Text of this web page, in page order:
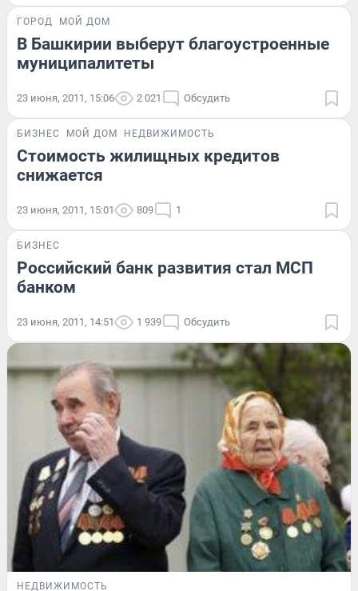
ГОРОД МОЙ ДОМ
В Башкирии выберут благоустроенные
муниципалитеты
23 июня, 2011, 15:06 2 021 Обсудить
БИЗНЕС МОЙ ДОМ НЕДВИЖИМОСТЬ
Стоимость жилищных кредитов
снижается
23 июня, 2011, 15:01 809 1
БИЗНЕС
Российский банк развития стал МСП
банком
23 июня, 2011, 14:51 1 939 Обсудить
НЕДВИЖИМОСТЬ